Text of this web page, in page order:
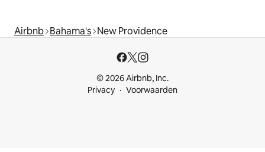
Airbnb Bahama's New Providence
© 2026 Airbnb, Inc.
Privacy
Voorwaarden